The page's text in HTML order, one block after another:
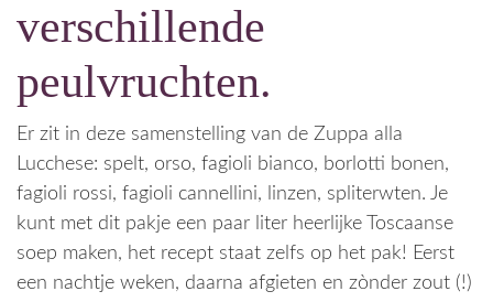
verschillende
peulvruchten.
Er zit in deze samenstelling van de Zuppa alla
Lucchese: spelt, orso, fagioli bianco, borlotti bonen,
fagioli rossi, fagioli cannellini, linzen, spliterwten. Je
kunt met dit pakje een paar liter heerlijke Toscaanse
soep maken, het recept staat zelfs op het pak! Eerst
een nachtje weken, daarna afgieten en zònder zout (!)